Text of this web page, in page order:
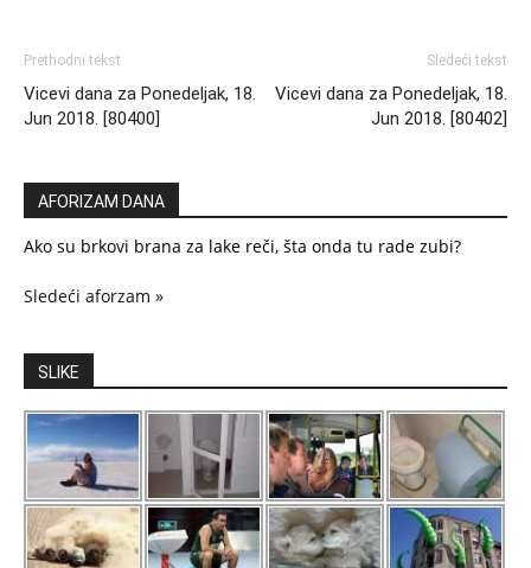
Prethodni tekst
Vicevi dana za Ponedeljak, 18.
Jun 2018. [80400]
Sledeći tekst
Vicevi dana za Ponedeljak, 18.
Jun 2018. [80402]
AFORIZAM DANA
Ako su brkovi brana za lake reči, šta onda tu rade zubi?
Sledeći aforzam »
SLIKE